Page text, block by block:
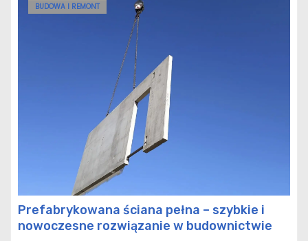
BUDOWA I REMONT
Prefabrykowana ściana pełna – szybkie i
nowoczesne rozwiązanie w budownictwie